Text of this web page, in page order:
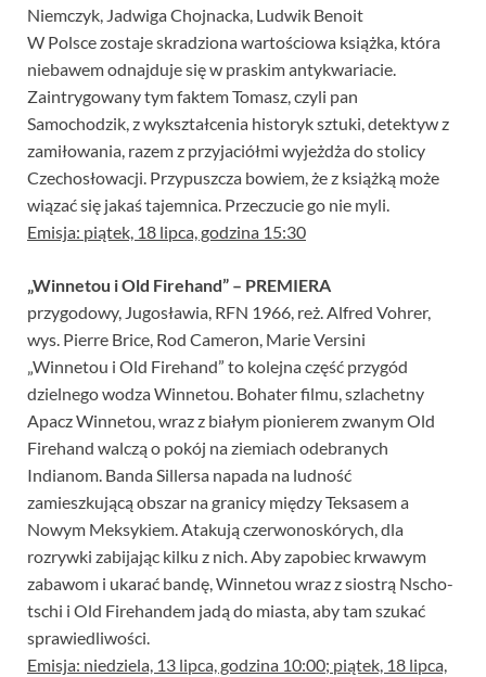
Niemczyk, Jadwiga Chojnacka, Ludwik Benoit
W Polsce zostaje skradziona wartościowa książka, która
niebawem odnajduje się w praskim antykwariacie.
Zaintrygowany tym faktem Tomasz, czyli pan
Samochodzik, z wykształcenia historyk sztuki, detektyw z
zamiłowania, razem z przyjaciółmi wyjeżdża do stolicy
Czechosłowacji. Przypuszcza bowiem, że z książką może
wiązać się jakaś tajemnica. Przeczucie go nie myli.
Emisja: piątek, 18 lipca, godzina 15:30
„Winnetou i Old Firehand” – PREMIERA
przygodowy, Jugosławia, RFN 1966, reż. Alfred Vohrer,
wys. Pierre Brice, Rod Cameron, Marie Versini
„Winnetou i Old Firehand” to kolejna część przygód
dzielnego wodza Winnetou. Bohater filmu, szlachetny
Apacz Winnetou, wraz z białym pionierem zwanym Old
Firehand walczą o pokój na ziemiach odebranych
Indianom. Banda Sillersa napada na ludność
zamieszkującą obszar na granicy między Teksasem a
Nowym Meksykiem. Atakują czerwonoskórych, dla
rozrywki zabijając kilku z nich. Aby zapobiec krwawym
zabawom i ukarać bandę, Winnetou wraz z siostrą Nscho-
tschi i Old Firehandem jadą do miasta, aby tam szukać
sprawiedliwości.
Emisja: niedziela, 13 lipca, godzina 10:00; piątek, 18 lipca,